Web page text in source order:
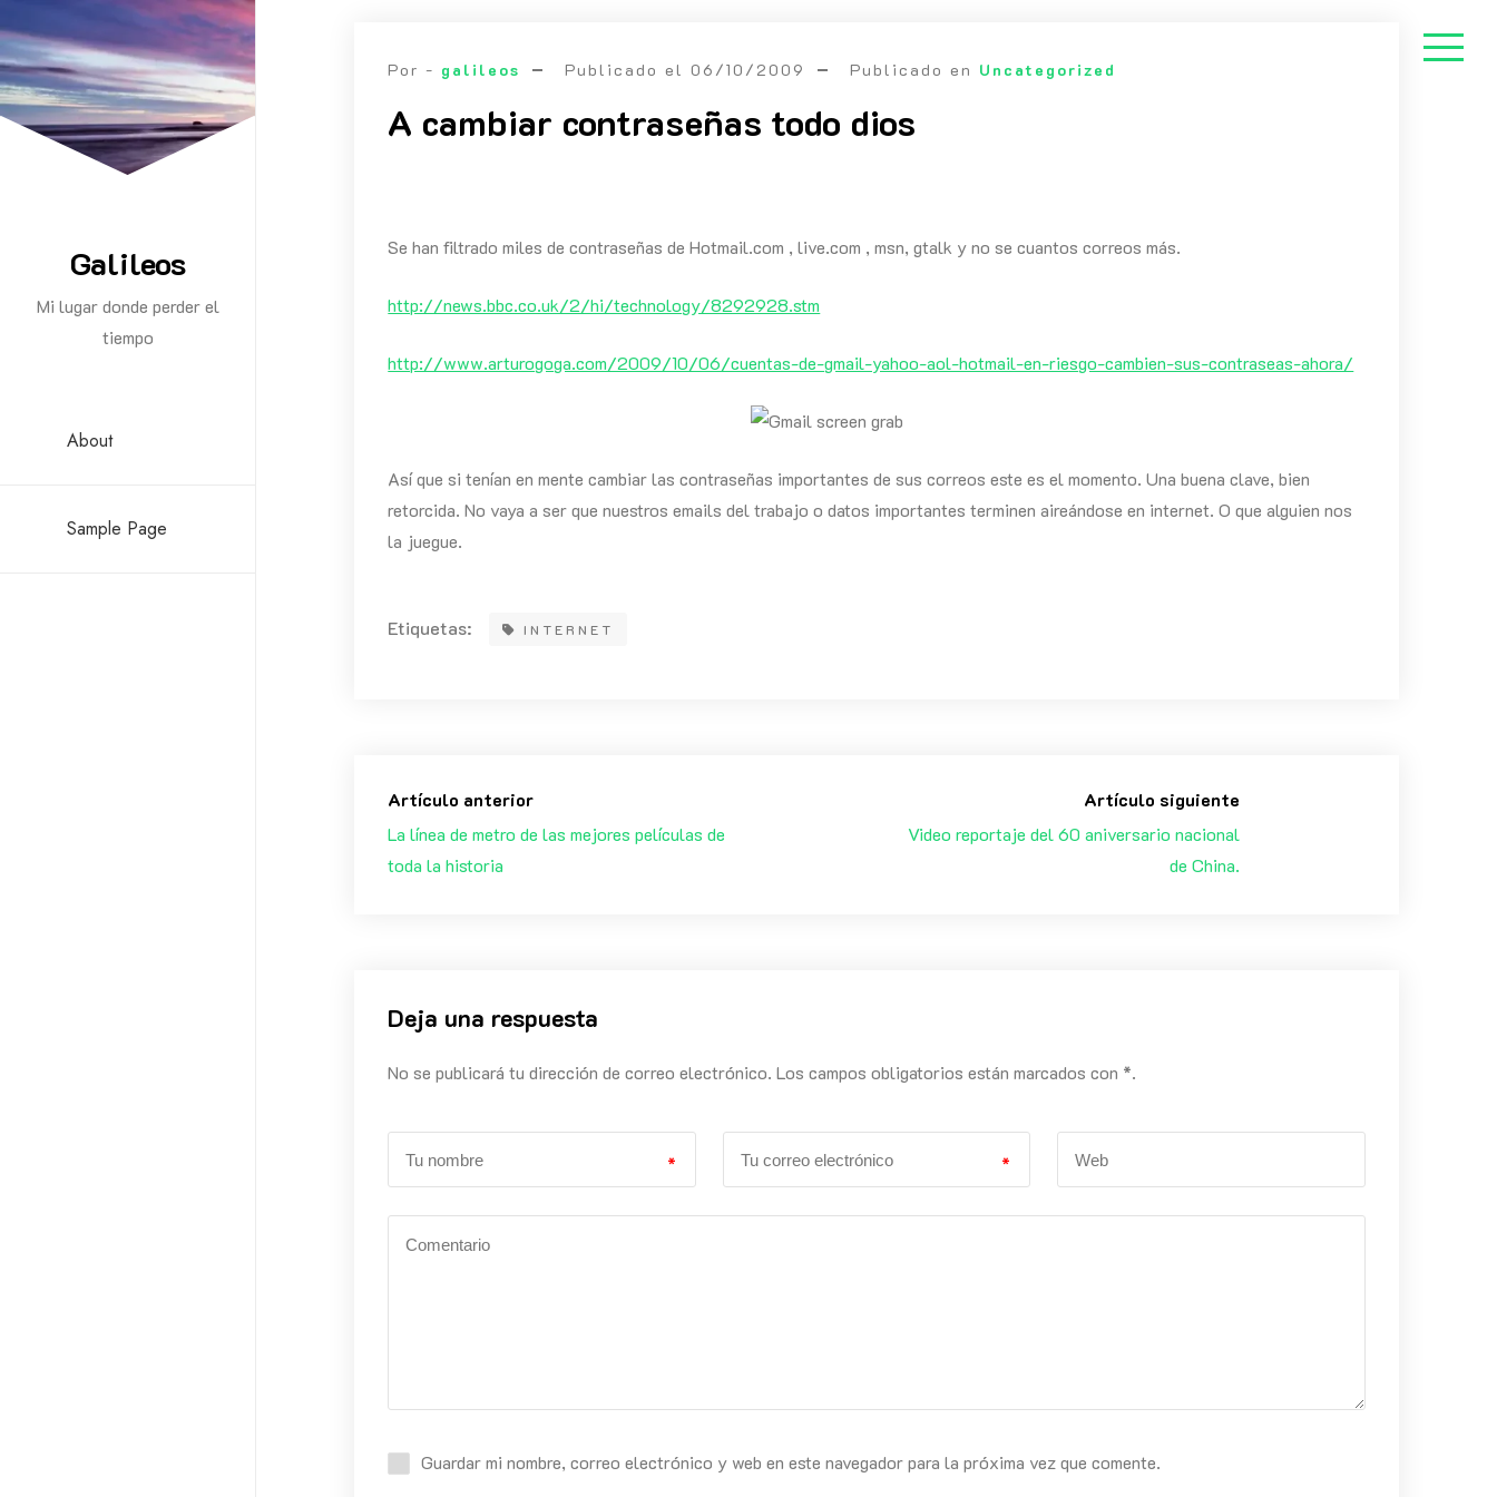
al
contenido
Galileos
Mi lugar donde perder el
tiempo
About
Sample Page
Por - galileos Publicado el06/10/2009 Publicado en Uncategorized
A cambiar contraseñas todo dios
Se han filtrado miles de contraseñas de Hotmail.com , live.com , msn, gtalk y no se cuantos correos más.
http://news.bbc.co.uk/2/hi/technology/8292928.stm
http://www.arturogoga.com/2009/10/06/cuentas-de-gmail-yahoo-aol-hotmail-en-riesgo-cambien-sus-contraseas-ahora/
Así que si tenían en mente cambiar las contraseñas importantes de sus correos este es el momento. Una buena clave, bien
retorcida. No vaya a ser que nuestros emails del trabajo o datos importantes terminen aireándose en internet. O que alguien nos
la juegue.
Etiquetas: INTERNET
Artículo anterior
La línea de metro de las mejores películas de
toda la historia
Artículo siguiente
Video reportaje del 60 aniversario nacional
de China.
Deja una respuesta
No se publicará tu dirección de correo electrónico. Los campos obligatorios están marcados con *.
* *
Guardar mi nombre, correo electrónico y web en este navegador para la próxima vez que comente.